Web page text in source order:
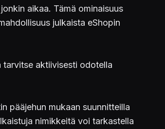
aikaa. Tämä ominaisuus
julkaista eShopin
tarvitse aktiivisesti odotella
pääjehun mukaan suunnitteilla
nimikkeitä voi tarkastella